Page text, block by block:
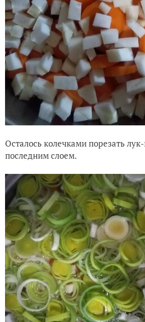
Осталось колечками порезать
последним слоем.